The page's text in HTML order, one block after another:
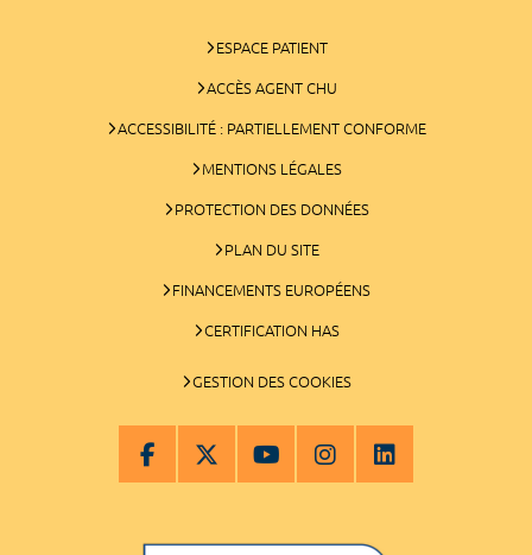
ESPACE PATIENT
ACCÈS AGENT CHU
ACCESSIBILITÉ : PARTIELLEMENT CONFORME
MENTIONS LÉGALES
PROTECTION DES DONNÉES
PLAN DU SITE
FINANCEMENTS EUROPÉENS
CERTIFICATION HAS
GESTION DES COOKIES